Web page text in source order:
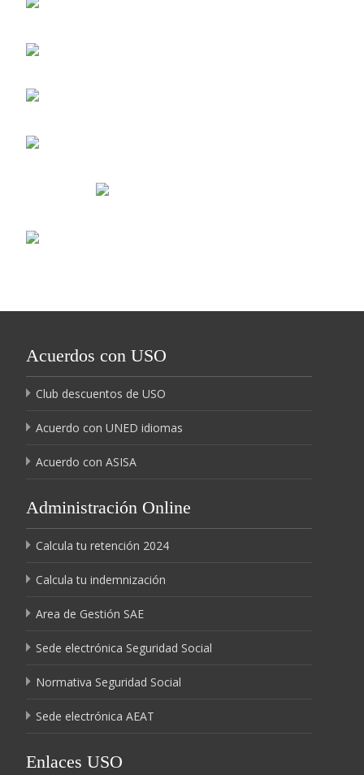
Acuerdos con USO
Club descuentos de USO
Acuerdo con UNED idiomas
Acuerdo con ASISA
Administración Online
Calcula tu retención 2024
Calcula tu indemnización
Area de Gestión SAE
Sede electrónica Seguridad Social
Normativa Seguridad Social
Sede electrónica AEAT
Enlaces USO